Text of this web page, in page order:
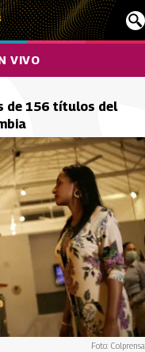
VIVO
de 156 títulos del
Foto: Colprensa